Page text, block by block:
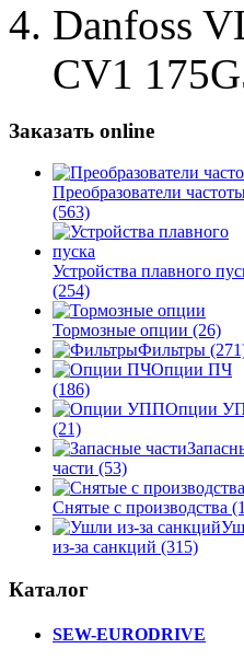
Danfoss
CV1
Заказать online
Преобразователи
(563)
Устройства плавного
(254)
Тормозные опции (26)
Фильтры
Опции ПЧ
(186)
Опции
(21)
части (53)
Снятые с производства
из-за санкций (315)
Каталог
SEW-EURODRIVE